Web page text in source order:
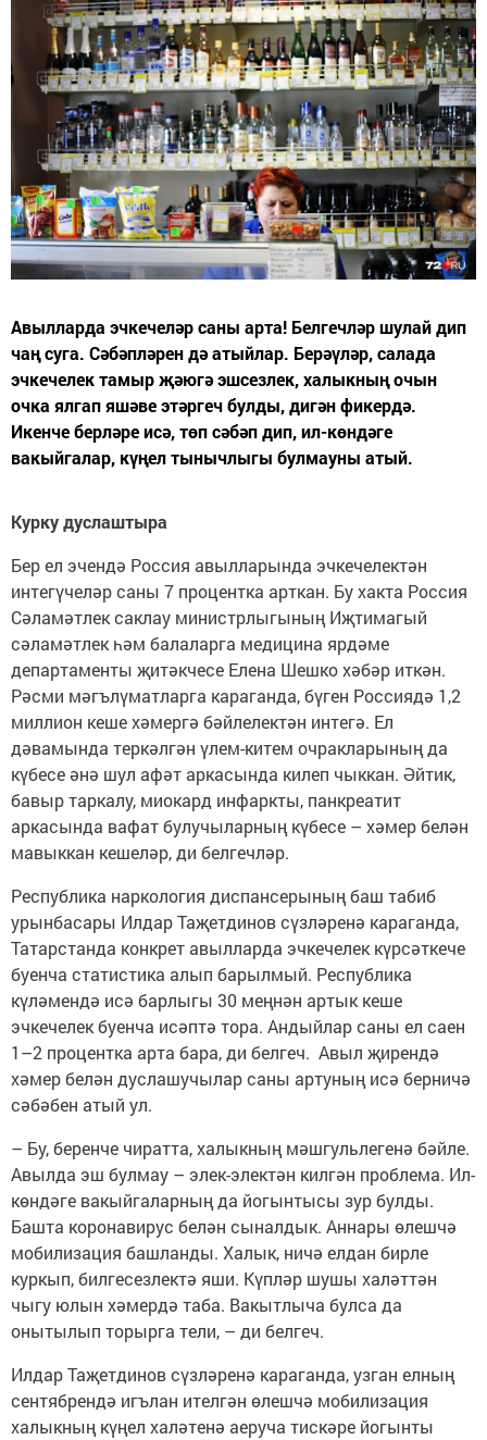
Авылларда эчкечеләр саны арта! Белгечләр шулай дип
чаң суга. Сәбәпләрен дә атыйлар. Берәүләр, салада
эчкечелек тамыр җәюгә эшсезлек, халыкның очын
очка ялгап яшәве этәргеч булды, дигән фикердә.
Икенче берләре исә, төп сәбәп дип, ил-көндәге
вакыйгалар, күңел тынычлыгы булмауны атый.
Курку дуслаштыра
Бер ел эчендә Россия авылларында эчкечелектән
интегүчеләр саны 7 процентка арткан. Бу хакта Россия
Сәламәтлек саклау министрлыгының Иҗтимагый
сәламәтлек һәм балаларга медицина ярдәме
департаменты җитәкчесе Елена Шешко хәбәр иткән.
Рәсми мәгълүматларга караганда, бүген Россиядә 1,2
миллион кеше хәмергә бәйлелектән интегә. Ел
дәвамында теркәлгән үлем-китем очракларының да
күбесе әнә шул афәт аркасында килеп чыккан. Әйтик,
бавыр таркалу, миокард инфаркты, панкреатит
аркасында вафат булучыларның күбесе – хәмер белән
мавыккан кешеләр, ди белгечләр.
Республика наркология диспансерының баш табиб
урынбасары Илдар Таҗетдинов сүзләренә караганда,
Татарстанда конкрет авылларда эчкечелек күрсәткече
буенча статистика алып барылмый. Республика
күләмендә исә барлыгы 30 меңнән артык кеше
эчкечелек буенча исәптә тора. Андыйлар саны ел саен
1–2 процентка арта бара, ди белгеч. Авыл җирендә
хәмер белән дуслашучылар саны артуның исә берничә
сәбәбен атый ул.
– Бу, беренче чиратта, халыкның мәшгульлегенә бәйле.
Авылда эш булмау – элек-электән килгән проблема. Ил-
көндәге вакыйгаларның да йогынтысы зур булды.
Башта коронавирус белән сыналдык. Аннары өлешчә
мобилизация башланды. Халык, ничә елдан бирле
куркып, билгесезлектә яши. Күпләр шушы халәттән
чыгу юлын хәмердә таба. Вакытлыча булса да
онытылып торырга тели, – ди белгеч.
Илдар Таҗетдинов сүзләренә караганда, узган елның
сентябрендә игълан ителгән өлешчә мобилизация
халыкның күңел халәтенә аеруча тискәре йогынты